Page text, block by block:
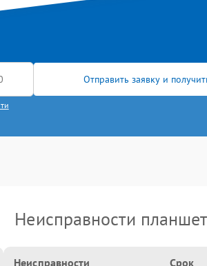
Отправить заявку и
Неисправности
Неисправности Срок